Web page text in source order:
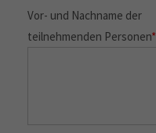
Vor- und Nachname der
teilnehmenden Personen*